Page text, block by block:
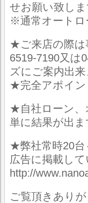
せお願い致し
※通常オートロ
★ご来店の際は
6519-7190又は
ズにご案内出
★完全アポイ
★自社ローン、
単に結果が出
★弊社常時20台
広告に掲載し
http://
ご覧頂きあり